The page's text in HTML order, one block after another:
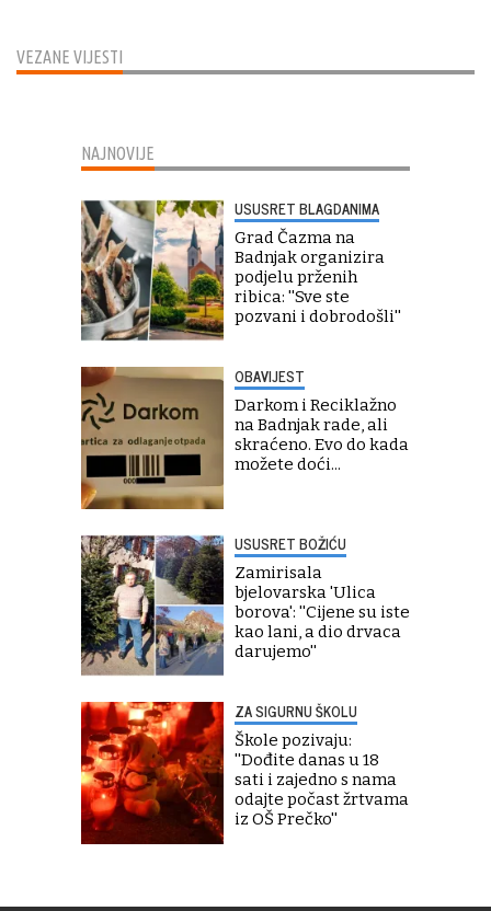
VEZANE VIJESTI
NAJNOVIJE
USUSRET BLAGDANIMA
Grad Čazma na
Badnjak organizira
podjelu prženih
ribica: ''Sve ste
pozvani i dobrodošli''
OBAVIJEST
Darkom i Reciklažno
na Badnjak rade, ali
skraćeno. Evo do kada
možete doći...
USUSRET BOŽIĆU
Zamirisala
bjelovarska 'Ulica
borova': ''Cijene su iste
kao lani, a dio drvaca
darujemo''
ZA SIGURNU ŠKOLU
Škole pozivaju:
''Dođite danas u 18
sati i zajedno s nama
odajte počast žrtvama
iz OŠ Prečko''